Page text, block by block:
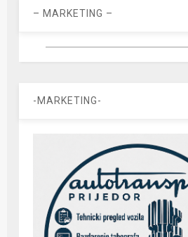
– MARKETING –
-MARKETING-